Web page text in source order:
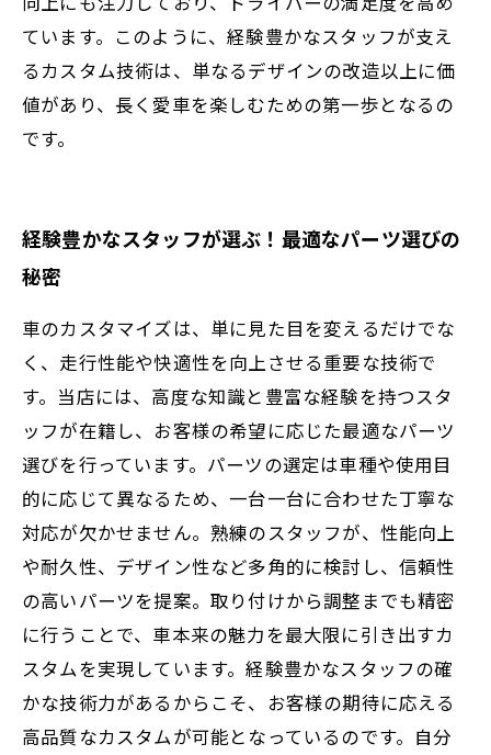
ています。このように、経験豊かなスタッフが支え
るカスタム技術は、単なるデザインの改造以上に価
値があり、長く愛車を楽しむための第一歩となるの
です。
経験豊かなスタッフが選ぶ！最適なパーツ選びの
秘密
車のカスタマイズは、単に見た目を変えるだけでな
く、走行性能や快適性を向上させる重要な技術で
す。当店には、高度な知識と豊富な経験を持つスタ
ッフが在籍し、お客様の希望に応じた最適なパーツ
選びを行っています。パーツの選定は車種や使用目
的に応じて異なるため、一台一台に合わせた丁寧な
対応が欠かせません。熟練のスタッフが、性能向上
や耐久性、デザイン性など多角的に検討し、信頼性
の高いパーツを提案。取り付けから調整までも精密
に行うことで、車本来の魅力を最大限に引き出すカ
スタムを実現しています。経験豊かなスタッフの確
かな技術力があるからこそ、お客様の期待に応える
高品質なカスタムが可能となっているのです。自分